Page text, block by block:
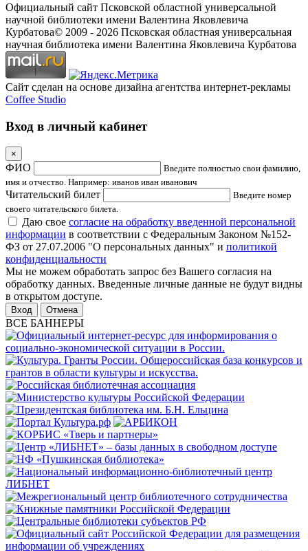
Официальный сайт Псковской областной универсальной
научной библиотеки имени Валентина Яковлевича
Курбатова© 2009 - 2026 Псковская областная универсальная
научная библиотека имени Валентина Яковлевича Курбатова
Сайт сделан на основе дизайна агентства интернет-рекламы
Coffee Studio
Вход в личный кабинет
×
ФИО
Введите полностью свои фамилию,
имя и отчество. Например: иванов иван иванович
Читательский билет
Введите номер
своего читательского билета.
Даю свое согласие на обработку введенной персональной
информации в соответствии с Федеральным Законом №152-
ФЗ от 27.07.2006 "О персональных данных" и политикой
конфиденциальности
Мы не можем обработать запрос без Вашего согласия на
обработку данных. Введенные личные данные не будут видны
в открытом доступе.
Отмена
ВСЕ БАННЕРЫ